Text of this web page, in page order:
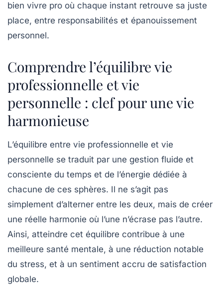
bien vivre pro où chaque instant retrouve sa juste
place, entre responsabilités et épanouissement
personnel.
Comprendre l’équilibre vie
professionnelle et vie
personnelle : clef pour une vie
harmonieuse
L’équilibre entre vie professionnelle et vie
personnelle se traduit par une gestion fluide et
consciente du temps et de l’énergie dédiée à
chacune de ces sphères. Il ne s’agit pas
simplement d’alterner entre les deux, mais de créer
une réelle harmonie où l’une n’écrase pas l’autre.
Ainsi, atteindre cet équilibre contribue à une
meilleure santé mentale, à une réduction notable
du stress, et à un sentiment accru de satisfaction
globale.